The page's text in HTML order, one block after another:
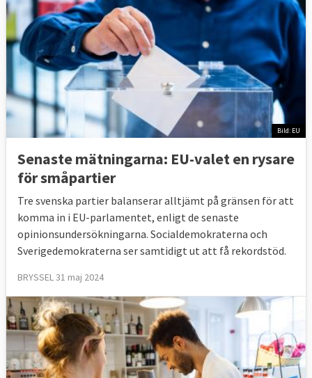
Bild: EU
Senaste mätningarna: EU-valet en rysare
för småpartier
Tre svenska partier balanserar alltjämt på gränsen för att
komma in i EU-parlamentet, enligt de senaste
opinionsundersökningarna. Socialdemokraterna och
Sverigedemokraterna ser samtidigt ut att få rekordstöd.
BRYSSEL 31 maj 2024